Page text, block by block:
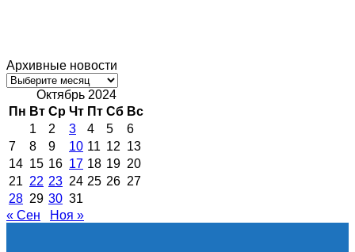
Архивные новости
Архивные
новостиОктябрь 2024
Пн Вт Ср Чт Пт Сб Вс
1
2 3 4 5
6
7
8 9 10 11 12 13
14 15 16 17 18 19 20
21 22 23 24 25 26 27
28 29 30 31
« Сен
Ноя »